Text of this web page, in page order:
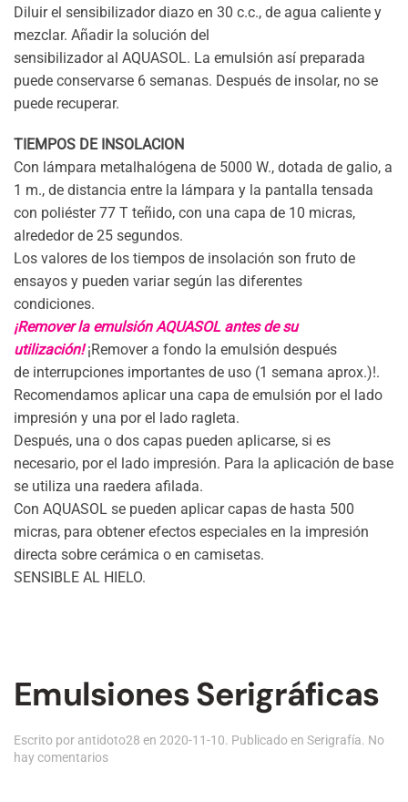
Diluir el sensibilizador diazo en 30 c.c., de agua caliente y
mezclar. Añadir la solución del
sensibilizador al AQUASOL. La emulsión así preparada
puede conservarse 6 semanas. Después de insolar, no se
puede recuperar.
TIEMPOS DE INSOLACION
Con lámpara metalhalógena de 5000 W., dotada de galio, a
1 m., de distancia entre la lámpara y la pantalla tensada
con poliéster 77 T teñido, con una capa de 10 micras,
alrededor de 25 segundos.
Los valores de los tiempos de insolación son fruto de
ensayos y pueden variar según las diferentes
condiciones.
¡Remover la emulsión AQUASOL antes de su
utilización!¡Remover a fondo la emulsión después
de interrupciones importantes de uso (1 semana aprox.)!.
Recomendamos aplicar una capa de emulsión por el lado
impresión y una por el lado ragleta.
Después, una o dos capas pueden aplicarse, si es
necesario, por el lado impresión. Para la aplicación de base
se utiliza una raedera afilada.
Con AQUASOL se pueden aplicar capas de hasta 500
micras, para obtener efectos especiales en la impresión
directa sobre cerámica o en camisetas.
SENSIBLE AL HIELO.
Emulsiones Serigráficas
Escrito por antidoto28 en 2020-11-10. Publicado en Serigrafía. No
hay comentariosen